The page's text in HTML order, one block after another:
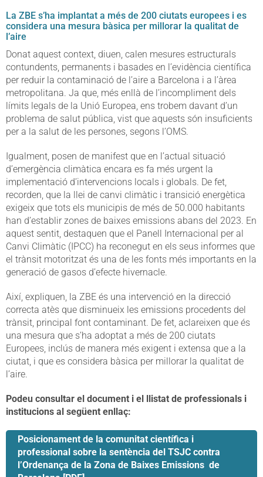
La ZBE s’ha implantat a més de 200 ciutats europees i es
considera una mesura bàsica per millorar la qualitat de
l’aire
Donat aquest context, diuen, calen mesures estructurals
contundents, permanents i basades en l’evidència científica
per reduir la contaminació de l’aire a Barcelona i a l’àrea
metropolitana. Ja que, més enllà de l’incompliment dels
límits legals de la Unió Europea, ens trobem davant d’un
problema de salut pública, vist que aquests són insuficients
per a la salut de les persones, segons l’OMS.
Igualment, posen de manifest que en l’actual situació
d’emergència climàtica encara es fa més urgent la
implementació d’intervencions locals i globals. De fet,
recorden, que la llei de canvi climàtic i transició energètica
exigeix que tots els municipis de més de 50.000 habitants
han d’establir zones de baixes emissions abans del 2023. En
aquest sentit, destaquen que el Panell Internacional per al
Canvi Climàtic (IPCC) ha reconegut en els seus informes que
el trànsit motoritzat és una de les fonts més importants en la
generació de gasos d’efecte hivernacle.
Així, expliquen, la ZBE és una intervenció en la direcció
correcta atès que disminueix les emissions procedents del
trànsit, principal font contaminant. De fet, aclareixen que és
una mesura que s’ha adoptat a més de 200 ciutats
Europees, inclús de manera més exigent i extensa que a la
ciutat, i que es considera bàsica per millorar la qualitat de
l’aire.
Podeu consultar el document i el llistat de professionals i
institucions al següent enllaç:
Posicionament de la comunitat científica i
professional sobre la sentència del TSJC contra
l’Ordenança de la Zona de Baixes Emissions de